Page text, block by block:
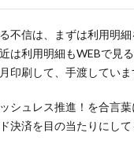
不信は、まずは利用明
は利用明細もWEBで見
印刷して、手渡していま
シュレス推進！を合言
決済を目の当たりにし